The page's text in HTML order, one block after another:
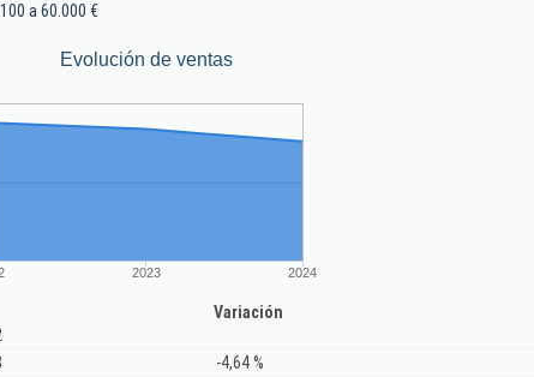
a 60.000 €
Evolución de ventas
2023 2024
Variación
-4,64 %